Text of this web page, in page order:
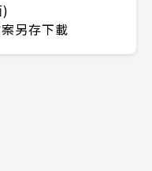
另存下載